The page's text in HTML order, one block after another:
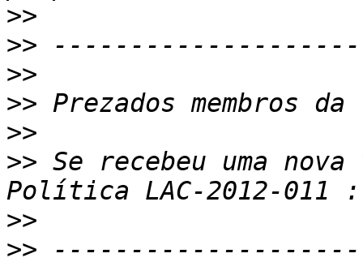
>>
>>
>>
>>
>>
>> Se recebeu uma
>>
>>